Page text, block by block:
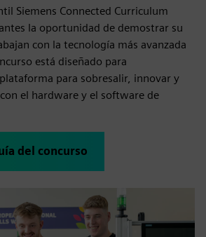
Siemens Connected Curriculum
la oportunidad de demostrar su
con la tecnología más avanzada
está diseñado para
para sobresalir, innovar y
el hardware y el software de
del concurso